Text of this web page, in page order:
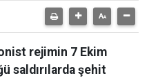
rejimin 7 Ekim
saldırılarda şehit